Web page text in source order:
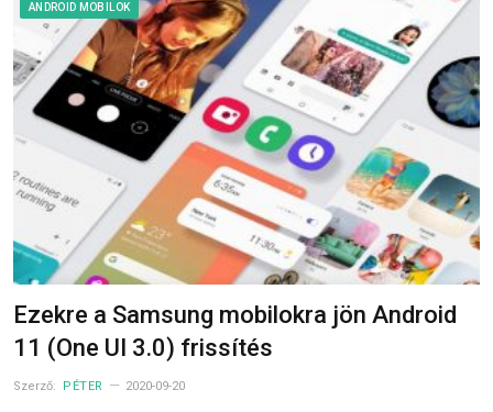
ANDROID MOBILOK
Ezekre a Samsung mobilokra jön Android
11 (One UI 3.0) frissítés
Szerző: PÉTER 2020-09-20